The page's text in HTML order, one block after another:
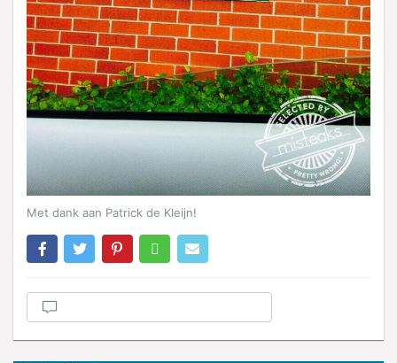
Met dank aan Patrick de Kleijn!